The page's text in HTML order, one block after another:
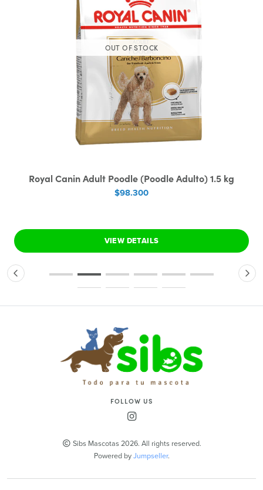
OUT OF STOCK
Royal Canin Adult Poodle (Poodle Adulto) 1.5 kg
$98.300
VIEW DETAILS
FOLLOW US
Sibs Mascotas 2026. All rights reserved.
Powered byJumpseller.